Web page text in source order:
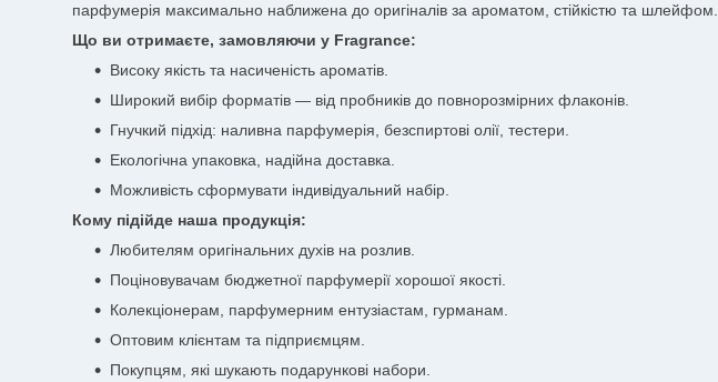
парфумерія максимально наближена до оригіналів за ароматом, стійкістю та шлейфом.
Що ви отримаєте, замовляючи у Fragrance:
Високу якість та насиченість ароматів.
Широкий вибір форматів — від пробників до повнорозмірних флаконів.
Гнучкий підхід: наливна парфумерія, безспиртові олії, тестери.
Екологічна упаковка, надійна доставка.
Можливість сформувати індивідуальний набір.
Кому підійде наша продукція:
Любителям оригінальних духів на розлив.
Поціновувачам бюджетної парфумерії хорошої якості.
Колекціонерам, парфумерним ентузіастам, гурманам.
Оптовим клієнтам та підприємцям.
Покупцям, які шукають подарункові набори.